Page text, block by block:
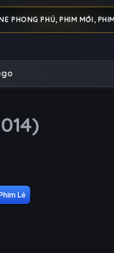
PHONG PHÚ, PHIM MỚI,
Lẻ